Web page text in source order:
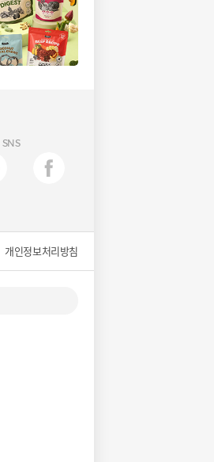
개인정보처리방침